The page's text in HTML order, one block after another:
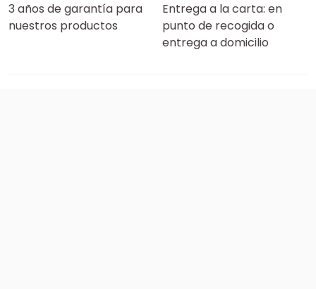
3 años de garantía para
nuestros productos
Entrega a la carta: en
punto de recogida o
entrega a domicilio